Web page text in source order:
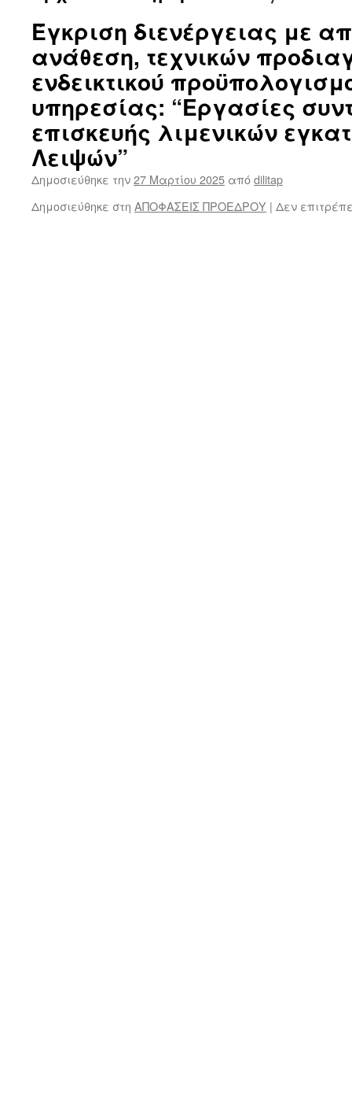
Έγκριση διενέργειας με
ανάθεση, τεχνικών
ενδεικτικού
υπηρεσίας: “Εργασίες
επισκευής λιμενικών
Λειψών”
Δημοσιεύθηκε την27 Μαρτίου 2025 απόdilitap
Δημοσιεύθηκε στη ΑΠΟΦΑΣΕΙΣ ΠΡΟΕΔΡΟΥ | Δεν